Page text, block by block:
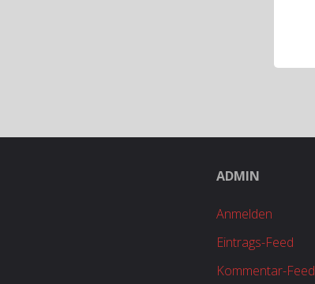
ADMIN
Anmelden
Eintrags-Feed
Kommentar-Feed